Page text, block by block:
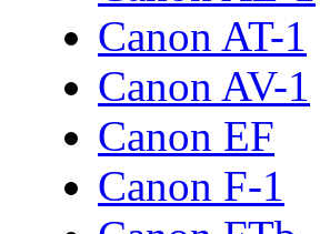
Canon AT-1
Canon AV-1
Canon EF
Canon F-1